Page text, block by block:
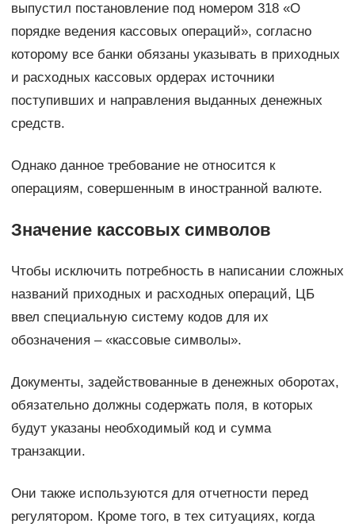
выпустил постановление под номером 318 «О
порядке ведения кассовых операций», согласно
которому все банки обязаны указывать в приходных
и расходных кассовых ордерах источники
поступивших и направления выданных денежных
средств.
Однако данное требование не относится к
операциям, совершенным в иностранной валюте.
Значение кассовых символов
Чтобы исключить потребность в написании сложных
названий приходных и расходных операций, ЦБ
ввел специальную систему кодов для их
обозначения – «кассовые символы».
Документы, задействованные в денежных оборотах,
обязательно должны содержать поля, в которых
будут указаны необходимый код и сумма
транзакции.
Они также используются для отчетности перед
регулятором. Кроме того, в тех ситуациях, когда